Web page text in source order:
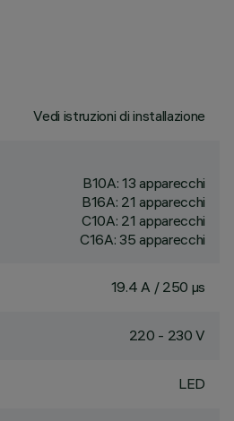
Vedi istruzioni di installazione
B10A: 13 apparecchi
B16A: 21 apparecchi
C10A: 21 apparecchi
C16A: 35 apparecchi
19.4 A / 250 µs
220 - 230 V
LED